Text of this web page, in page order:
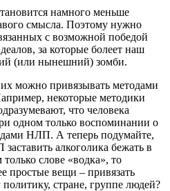
намного меньше
смысла. Поэтому нужно
с возможной победой
за которые болеет наш
(или нынешний) зомби.
можно привязывать методами
некоторые методики
что человека
одном только воспоминании о
НЛП. А теперь подумайте,
алкоголика бежать в
слове «водка», то
простые вещи – привязать
стране, группе людей?